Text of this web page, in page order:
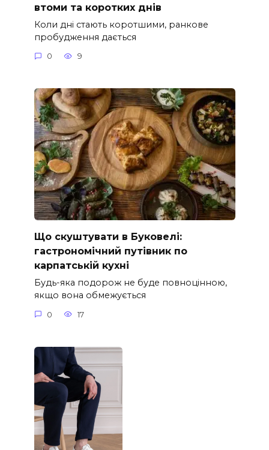
втоми та коротких днів
Коли дні стають коротшими, ранкове
пробудження дається
0 9
Що скуштувати в Буковелі:
гастрономічний путівник по
карпатській кухні
Будь-яка подорож не буде повноцінною,
якщо вона обмежується
0 17